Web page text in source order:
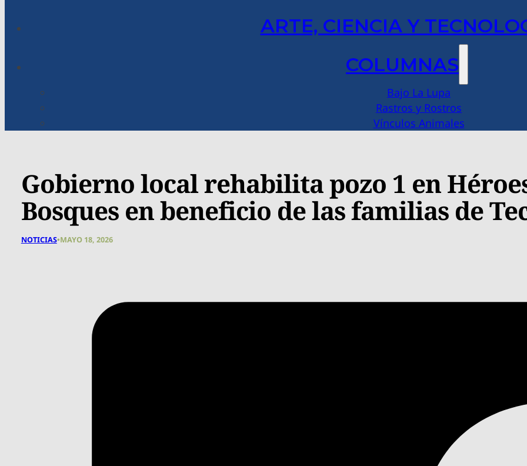
ARTE, CIENCIA Y
COLUMNAS
Bajo La Lupa
Rastros y Rostros
Vínculos Animales
Gobierno local rehabilita pozo 1 en
Bosques en beneficio de las familias de
NOTICIAS•MAYO 18, 2026